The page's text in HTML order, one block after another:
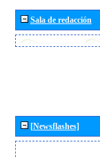
Sala de redacción
[Newsflashes]